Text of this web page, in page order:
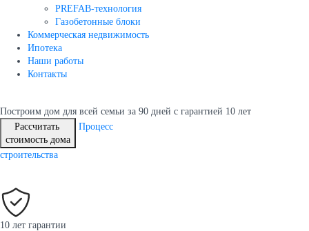
PREFAB-технология
Газобетонные блоки
Коммерческая недвижимость
Ипотека
Наши работы
Контакты
Построим дом для всей семьи за 90 дней с гарантией 10 лет
Рассчитать
стоимость дома
Процесс
строительства
10 лет гарантии